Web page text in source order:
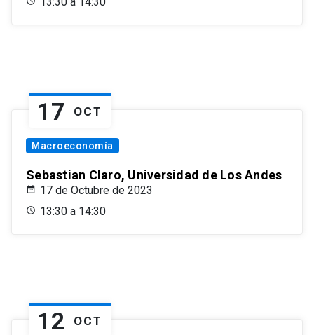
17 OCT
Macroeconomía
Sebastian Claro, Universidad de Los Andes
17 de Octubre de 2023
13:30 a 14:30
12 OCT